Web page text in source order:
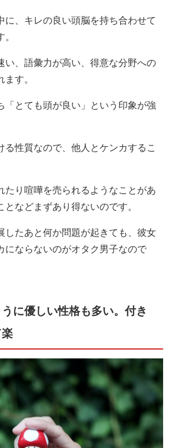
に、キレの良い頭脳を持ち合わせて
い、語彙力が高い、得意な分野への
す。
「とても頭が良い」という印象が強
る性質なので、他人とケンカするこ
たり喧嘩を売られるようなことがあ
となどまずあり得ないのです。
したあと何か問題が起きても、彼女
にならないのがオタク男子なので
に優しい性格も多い。付き